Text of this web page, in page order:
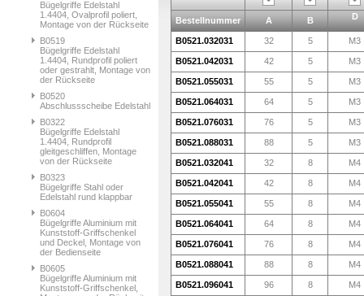
Bügelgriffe Edelstahl
1.4404, Ovalprofil poliert,
Montage von der Rückseite
B0519
Bügelgriffe Edelstahl
1.4404, Rundprofil poliert
oder gestrahlt, Montage von
der Rückseite
B0520
Abschlussscheibe Edelstahl
B0322
Bügelgriffe Edelstahl
1.4404, Rundprofil
gleitgeschliffen, Montage
von der Rückseite
B0323
Bügelgriffe Stahl oder
Edelstahl rund klappbar
B0604
Bügelgriffe Aluminium mit
Kunststoff-Griffschenkel
und Deckel, Montage von
der Bedienseite
B0605
Bügelgriffe Aluminium mit
Kunststoff-Griffschenkel,
Bestellnummer A B D
B0521.032031 32 5 M3
B0521.042031 42 5 M3
B0521.055031 55 5 M3
B0521.064031 64 5 M3
B0521.076031 76 5 M3
B0521.088031 88 5 M3
B0521.032041 32 8 M4
B0521.042041 42 8 M4
B0521.055041 55 8 M4
B0521.064041 64 8 M4
B0521.076041 76 8 M4
B0521.088041 88 8 M4
B0521.096041 96 8 M4